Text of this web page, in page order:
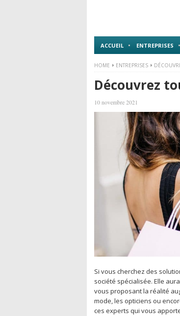
ACCUEIL ENTREPRISES
HOME ENTREPRISES
Découvrez
10 novembre 2021
Si vous cherchez des
société spécialisée. Elle
vous proposant la réalité
mode, les opticiens ou
ces experts qui vous